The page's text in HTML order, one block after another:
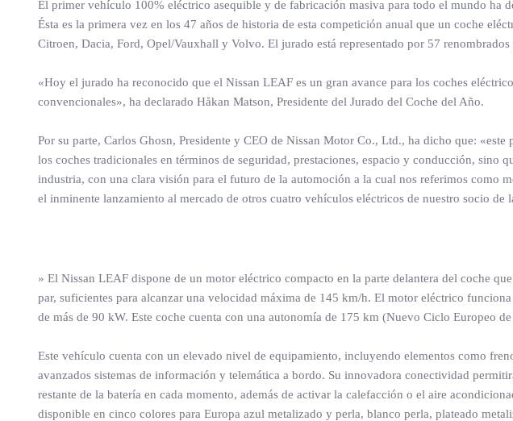
El primer vehículo 100% eléctrico asequible y de fabricación masiva para todo el mundo ha
Ésta es la primera vez en los 47 años de historia de esta competición anual que un coche
Citroen, Dacia, Ford, Opel/Vauxhall y Volvo. El jurado está representado por 57
«Hoy el jurado ha reconocido que el Nissan LEAF es un gran avance para los coches
convencionales», ha declarado Håkan Matson, Presidente del Jurado del Coche del Año.
Por su parte, Carlos Ghosn, Presidente y CEO de Nissan Motor Co., Ltd., ha dicho que:
los coches tradicionales en términos de seguridad, prestaciones, espacio y conducción, sino
industria, con una clara visión para el futuro de la automoción a la cual nos referimos como
el inminente lanzamiento al mercado de otros cuatro vehículos eléctricos de nuestro socio
» El Nissan LEAF dispone de un motor eléctrico compacto en la parte delantera del coche
par, suficientes para alcanzar una velocidad máxima de 145 km/h. El motor eléctrico
de más de 90 kW. Este coche cuenta con una autonomía de 175 km (Nuevo Ciclo Europeo
Este vehículo cuenta con un elevado nivel de equipamiento, incluyendo elementos como
avanzados sistemas de información y telemática a bordo. Su innovadora conectividad
restante de la batería en cada momento, además de activar la calefacción o el aire
disponible en cinco colores para Europa azul metalizado y perla, blanco perla, plateado